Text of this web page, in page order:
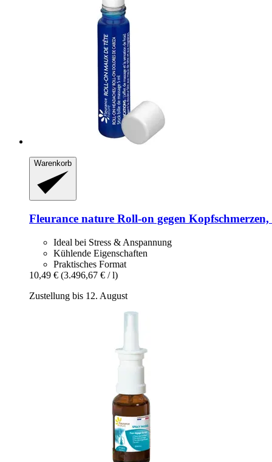
Warenkorb
Fleurance nature Roll-​on gegen
Ideal bei Stress & Anspannung
Kühlende Eigenschaften
Praktisches Format
10,49 € (3.496,67 € / l)
Zustellung bis 12. August